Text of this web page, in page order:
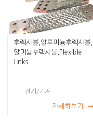
후렉시블,알루미늄후렉시블,
알미늄후렉시블,Flexible
Links
전기/기계
자세히보기